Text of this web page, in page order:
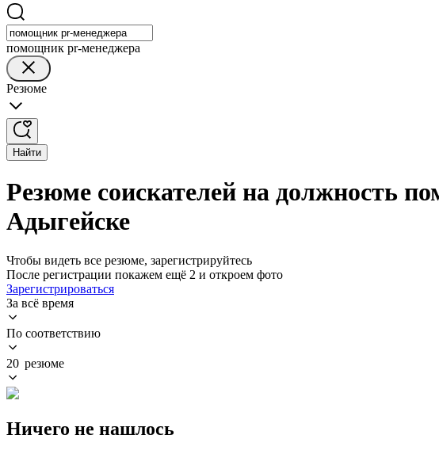
помощник pr-менеджера
Резюме
Найти
Резюме соискателей на должность
Адыгейске
Чтобы видеть все резюме, зарегистрируйтесь
После регистрации покажем ещё 2 и откроем фото
Зарегистрироваться
За всё время
По соответствию
20 резюме
Ничего не нашлось